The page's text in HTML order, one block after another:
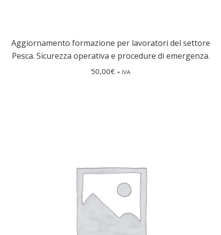
Aggiornamento formazione per lavoratori del settore
Pesca. Sicurezza operativa e procedure di emergenza.
50,00€ + IVA